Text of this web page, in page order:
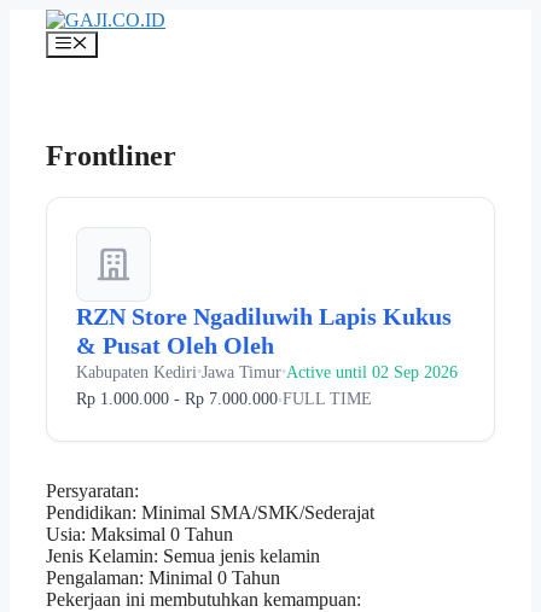
Langsung
Menu
Frontliner
RZN Store Ngadiluwih Lapis Kukus
& Pusat Oleh Oleh
Kabupaten Kediri•Jawa Timur•Active until 02 Sep 2026
Rp 1.000.000 - Rp 7.000.000•FULL TIME
Persyaratan:
Pendidikan: Minimal SMA/SMK/Sederajat
Usia: Maksimal 0 Tahun
Jenis Kelamin: Semua jenis kelamin
Pengalaman: Minimal 0 Tahun
Pekerjaan ini membutuhkan kemampuan: